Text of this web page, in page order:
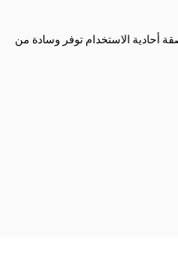
أحادية الاستخدام توفر وسادة من